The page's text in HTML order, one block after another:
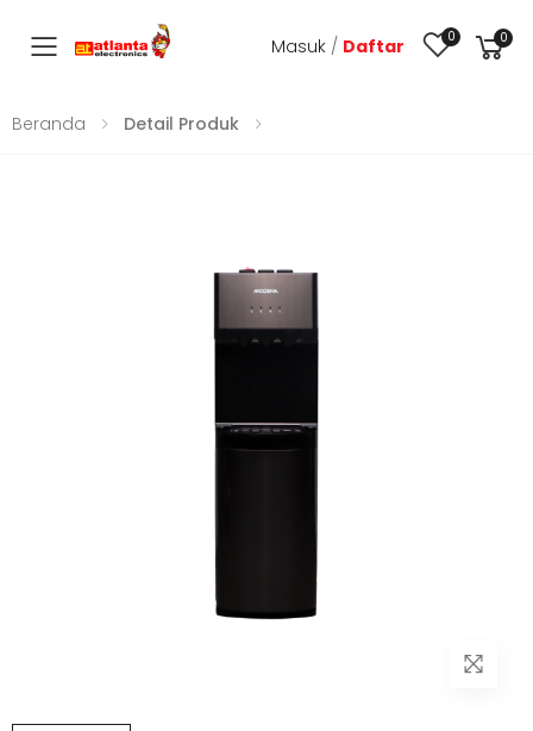
Toggle mobile menu
Masuk / Daftar 0 0
Beranda Detail Produk